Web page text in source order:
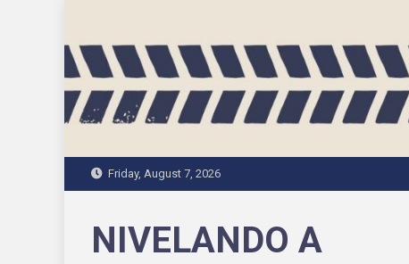
content
Friday, August 7, 2026
NIVELANDO A